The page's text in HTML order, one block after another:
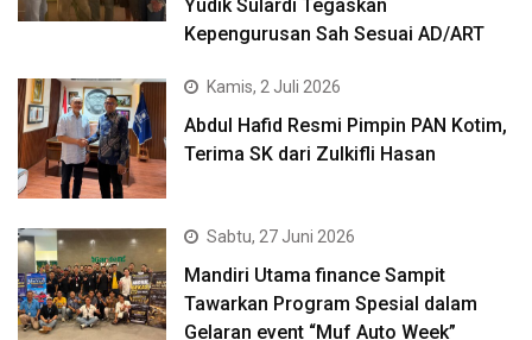
Yudik Sulardi Tegaskan
Kepengurusan Sah Sesuai AD/ART
Kamis, 2 Juli 2026
Abdul Hafid Resmi Pimpin PAN Kotim,
Terima SK dari Zulkifli Hasan
Sabtu, 27 Juni 2026
Mandiri Utama finance Sampit
Tawarkan Program Spesial dalam
Gelaran event “Muf Auto Week”